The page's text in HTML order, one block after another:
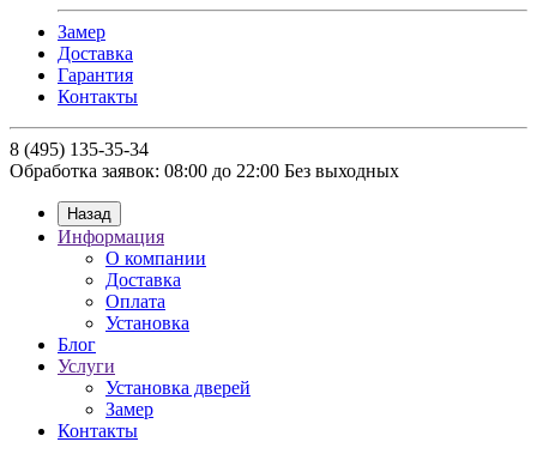
Замер
Доставка
Гарантия
Контакты
8 (495) 135-35-34
Обработка заявок: 08:00 до 22:00 Без выходных
Назад
Информация
О компании
Доставка
Оплата
Установка
Блог
Услуги
Установка дверей
Замер
Контакты